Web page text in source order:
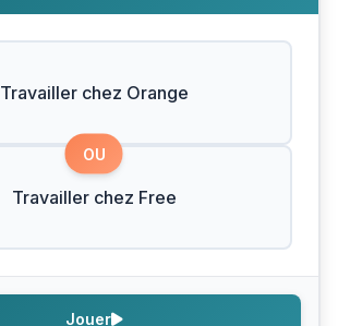
Travailler chez Orange
OU
Travailler chez Free
Jouer